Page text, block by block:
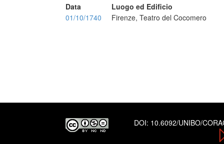
Data
Luogo ed Edificio
01/10/1740
Firenze, Teatro del Cocomero
DOI: 10.6092/UNIBO/